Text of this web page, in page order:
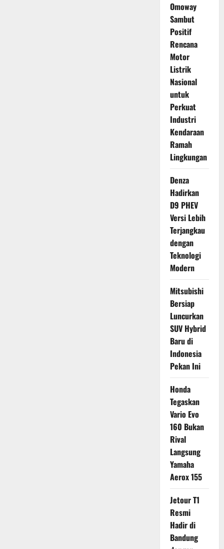
Omoway
Sambut
Positif
Rencana
Motor
Listrik
Nasional
untuk
Perkuat
Industri
Kendaraan
Ramah
Lingkungan
Denza
Hadirkan
D9 PHEV
Versi Lebih
Terjangkau
dengan
Teknologi
Modern
Mitsubishi
Bersiap
Luncurkan
SUV Hybrid
Baru di
Indonesia
Pekan Ini
Honda
Tegaskan
Vario Evo
160 Bukan
Rival
Langsung
Yamaha
Aerox 155
Jetour T1
Resmi
Hadir di
Bandung